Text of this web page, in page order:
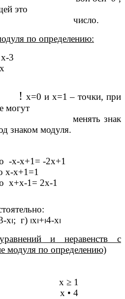
это
по определению:
3
! х=0 и х=1 – точки, при
могут
знак
знаком модуля.
-2х+1
х-х+1=1
2х-1
х⏐; г) ⏐х⏐+⏐4-х⏐
и неравенств с
модуля по определению)
≥ 1
• 4